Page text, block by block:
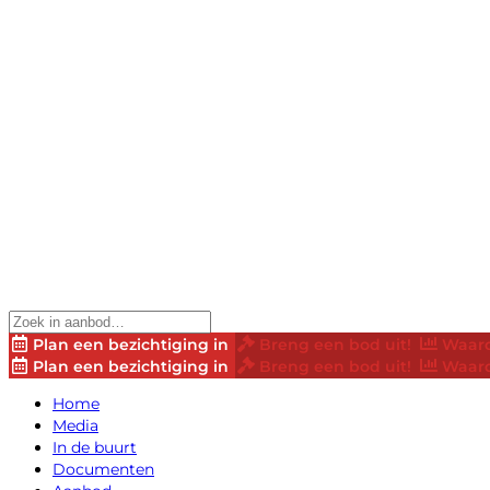
Plan een bezichtiging in Breng een bod uit!
Plan een bezichtiging in
Breng een bod uit!
Home
Media
In de buurt
Documenten